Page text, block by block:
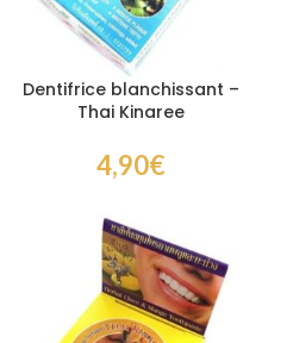
Dentifrice blanchissant –
Thai Kinaree
4,90€